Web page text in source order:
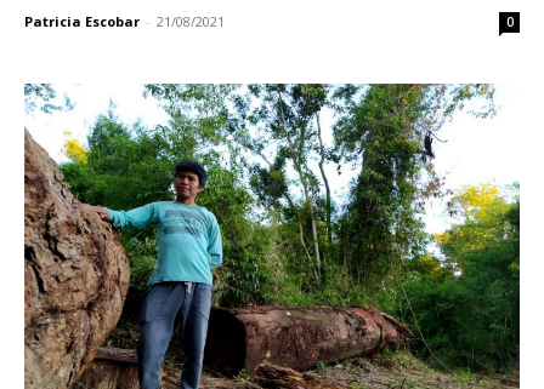
Patricia Escobar - 21/08/2021 0